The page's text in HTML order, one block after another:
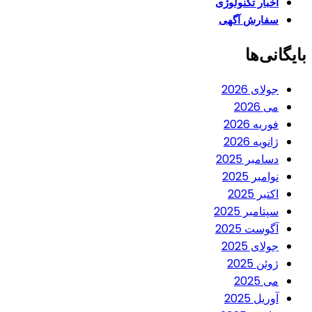
سفارش آگهی
بایگانی‌ها
جولای 2026
می 2026
فوریه 2026
ژانویه 2026
دسامبر 2025
نوامبر 2025
اکتبر 2025
سپتامبر 2025
آگوست 2025
جولای 2025
ژوئن 2025
می 2025
آوریل 2025